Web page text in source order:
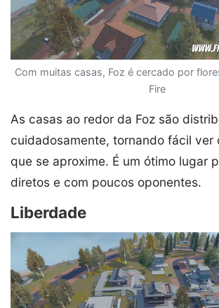
Com muitas casas, Foz é cercado por
Fire
As casas ao redor da Foz são
cuidadosamente, tornando fácil ver
que se aproxime. É um ótimo lugar
diretos e com poucos oponentes.
Liberdade